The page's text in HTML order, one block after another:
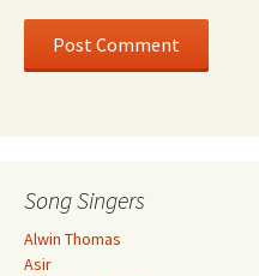
Song Singers
Alwin Thomas
Asir